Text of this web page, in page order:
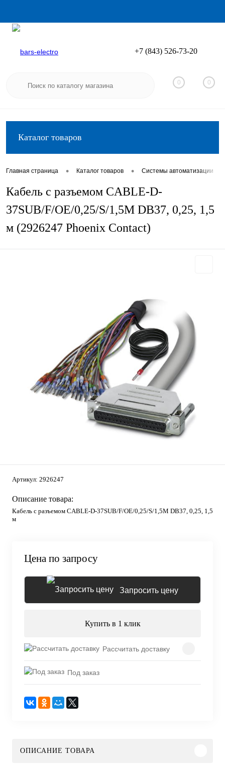
Вход
+7 (843) 526-73-20
0 0
Каталог товаров
Главная страница • Каталог товаров • Системы автоматизации
Кабель с разъемом CABLE-D-
37SUB/F/OE/0,25/S/1,5M DB37, 0,25, 1,5
м (2926247 Phoenix Contact)
Артикул: 2926247
Описание товара:
Кабель с разъемом CABLE-D-37SUB/F/OE/0,25/S/1,5M DB37, 0,25, 1,5
м
Цена по запросу
Запросить цену
Купить в 1 клик
Рассчитать доставку
Под заказ
ОПИСАНИЕ ТОВАРА